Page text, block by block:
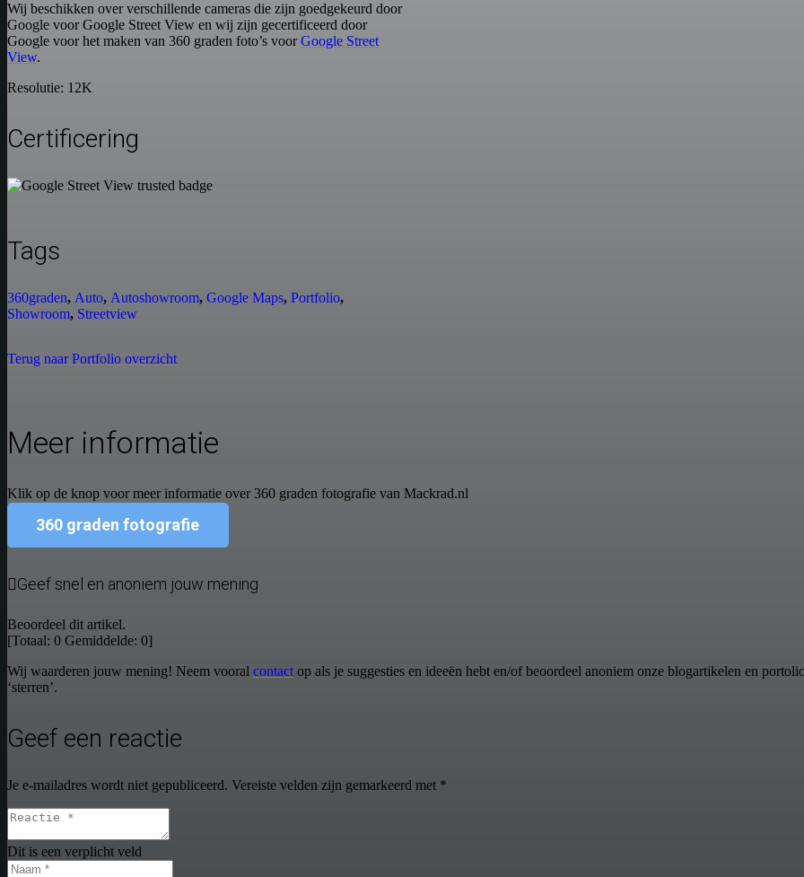
Wij beschikken over verschillende cameras die zijn goedgekeurd door
Google voor Google Street View en wij zijn gecertificeerd door
Google voor het maken van 360 graden foto’s voorGoogle Street
View.
Resolutie: 12K
Certificering
Tags
360graden, Auto, Autoshowroom, Google Maps, Portfolio,
Showroom, Streetview
Terug naar Portfolio overzicht
Meer informatie
Klik op de knop voor meer informatie over 360 graden fotografie van Mackrad.nl
360 graden fotografie
Geef snel en anoniem jouw mening
Beoordeel dit artikel.
[Totaal: 0 Gemiddelde: 0]
Wij waarderen jouw mening! Neem vooral contact op als je suggesties en ideeën hebt en/of beoordeel anoniem onze blogartikelen en
‘sterren’.
Geef een reactie
Je e-mailadres wordt niet gepubliceerd. Vereiste velden zijn gemarkeerd met *
Dit is een verplicht veld